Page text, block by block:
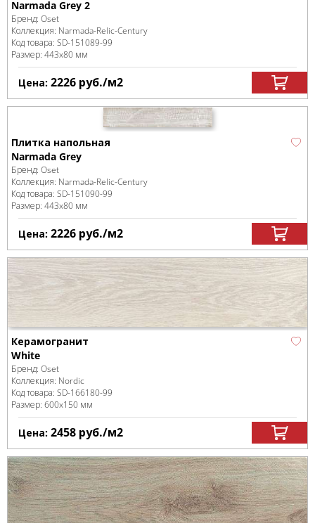
Narmada Grey 2
Бренд: Oset
Коллекция: Narmada-Relic-Century
Код товара: SD-151089-99
Размер: 443x80 мм
Цена: 2226 руб./м2
Плитка напольная
Narmada Grey
Бренд: Oset
Коллекция: Narmada-Relic-Century
Код товара: SD-151090-99
Размер: 443x80 мм
Цена: 2226 руб./м2
Керамогранит
White
Бренд: Oset
Коллекция: Nordic
Код товара: SD-166180-99
Размер: 600x150 мм
Цена: 2458 руб./м2